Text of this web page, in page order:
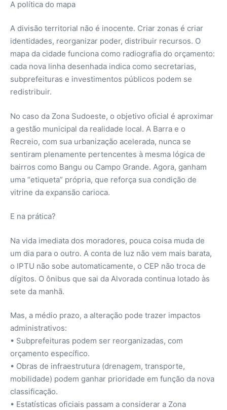
A política do mapa
A divisão territorial não é inocente. Criar zonas é criar
identidades, reorganizar poder, distribuir recursos. O
mapa da cidade funciona como radiografia do orçamento:
cada nova linha desenhada indica como secretarias,
subprefeituras e investimentos públicos podem se
redistribuir.
No caso da Zona Sudoeste, o objetivo oficial é aproximar
a gestão municipal da realidade local. A Barra e o
Recreio, com sua urbanização acelerada, nunca se
sentiram plenamente pertencentes à mesma lógica de
bairros como Bangu ou Campo Grande. Agora, ganham
uma “etiqueta” própria, que reforça sua condição de
vitrine da expansão carioca.
E na prática?
Na vida imediata dos moradores, pouca coisa muda de
um dia para o outro. A conta de luz não vem mais barata,
o IPTU não sobe automaticamente, o CEP não troca de
dígitos. O ônibus que sai da Alvorada continua lotado às
sete da manhã.
Mas, a médio prazo, a alteração pode trazer impactos
administrativos:
• Subprefeituras podem ser reorganizadas, com
orçamento específico.
• Obras de infraestrutura (drenagem, transporte,
mobilidade) podem ganhar prioridade em função da nova
classificação.
• Estatísticas oficiais passam a considerar a Zona